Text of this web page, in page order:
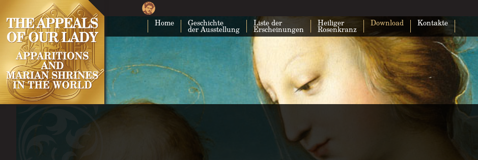
Home Geschichte
der Ausstellung
Liste der
Erscheinungen
Heiliger
Rosenkranz
Download Kontakte